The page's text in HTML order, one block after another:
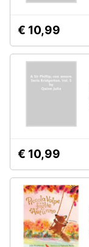
€ 10,99
€ 10,99